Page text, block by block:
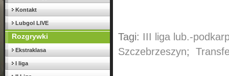
Kontakt
Lubgol LIVE
Rozgrywki
Ekstraklasa
I liga
Tagi: III liga lub.-
Szczebrzeszyn;